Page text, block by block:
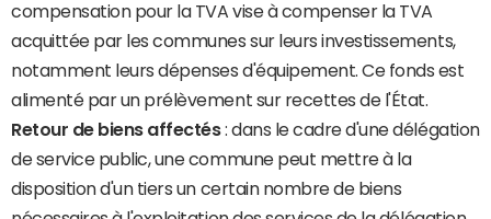
compensation pour la TVA vise à compenser la TVA
acquittée par les communes sur leurs investissements,
notamment leurs dépenses d'équipement. Ce fonds est
alimenté par un prélèvement sur recettes de l'État.
Retour de biens affectés: dans le cadre d'une délégation
de service public, une commune peut mettre à la
disposition d'un tiers un certain nombre de biens